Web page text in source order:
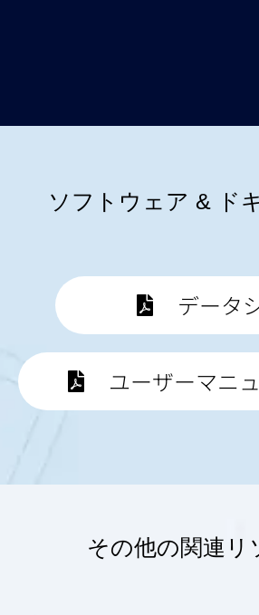
ソフトウェア & ド
データ
ユーザーマニ
その他の関連リ